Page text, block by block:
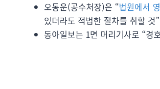
오동운(공수처장)은 “법원에서
있더라도 적법한 절차를 취할 것
동아일보는 1면 머리기사로 “경